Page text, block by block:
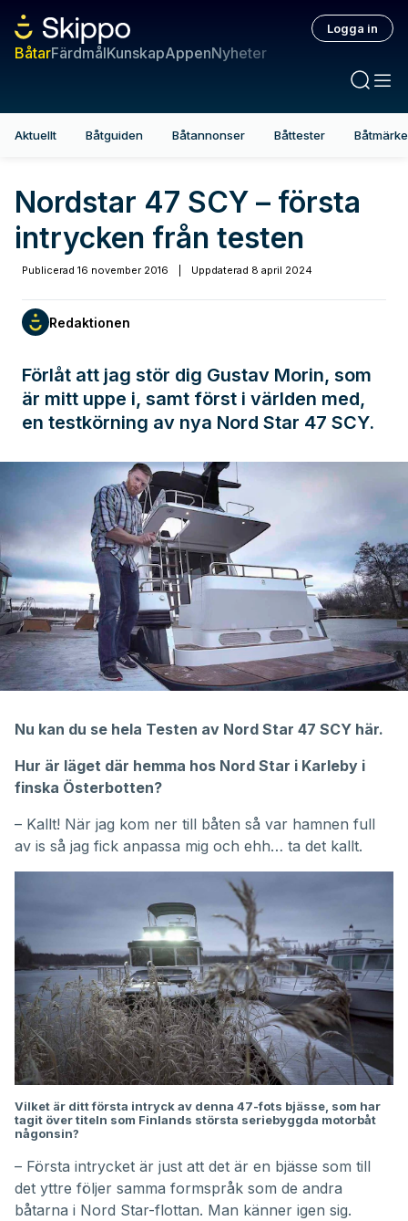
BåtarFärdmålKunskapAppenNyheter
Logga in
Aktuellt Båtguiden Båtannonser Båttester
Nordstar 47 SCY – första
intrycken från testen
Publicerad 16 november 2016 Uppdaterad 8 april 2024
Redaktionen
Förlåt att jag stör dig Gustav Morin, som
är mitt uppe i, samt först i världen med,
en testkörning av nya Nord Star 47 SCY.
Nu kan du se hela Testen av Nord Star 47 SCY här.
Hur är läget där hemma hos Nord Star i Karleby i
finska Österbotten?
– Kallt! När jag kom ner till båten så var hamnen full
av is så jag fick anpassa mig och ehh… ta det kallt.
Vilket är ditt första intryck av denna 47-fots bjässe, som har
tagit över titeln som Finlands största seriebyggda motorbåt
någonsin?
– Första intrycket är just att det är en bjässe som till
det yttre följer samma formspråk som de andra
båtarna i Nord Star-flottan. Man känner igen sig.